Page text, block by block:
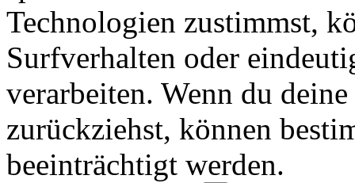
Technologien zustimmst,
Surfverhalten oder
verarbeiten. Wenn du
zurückziehst, können
beeinträchtigt werden.